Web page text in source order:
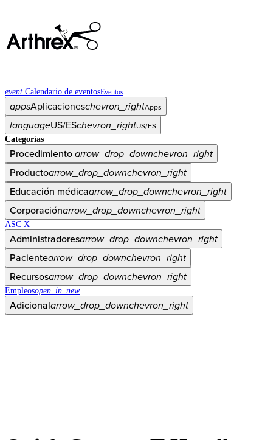
event Calendario de eventosEventos
appsAplicacioneschevron_rightApps
languageUS/ESchevron_rightUS/ES
Categorías
Procedimientoarrow_drop_downchevron_right
Productoarrow_drop_downchevron_right
Educación médicaarrow_drop_downchevron_right
Corporaciónarrow_drop_downchevron_right
ASC X
Administradoresarrow_drop_downchevron_right
Pacientearrow_drop_downchevron_right
Recursosarrow_drop_downchevron_right
Empleosopen_in_new
Adicionalarrow_drop_downchevron_right